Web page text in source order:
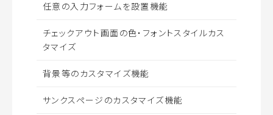
任意の入力フォームを設置機能
チェックアウト画面の色・フォントスタイルカス
タマイズ
背景等のカスタマイズ機能
サンクスページのカスタマイズ機能